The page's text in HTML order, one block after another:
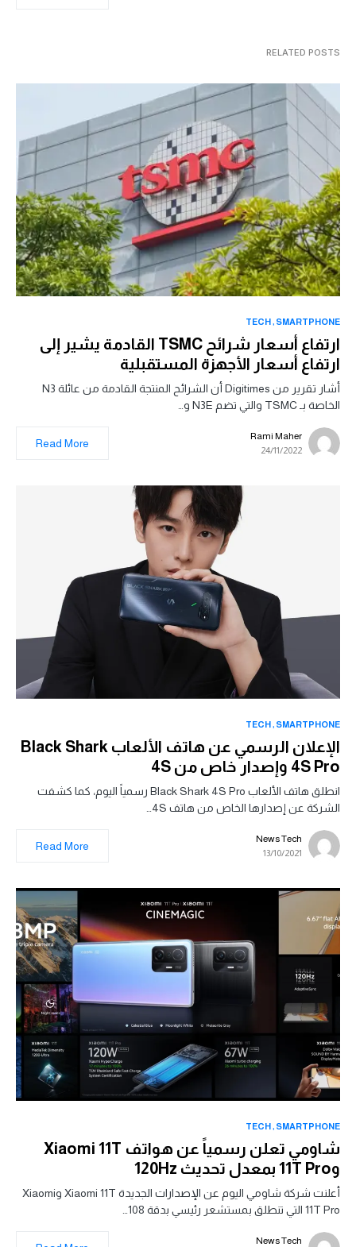
RELATED POSTS
SMARTPHONE
TECH
ارتفاع أسعار شرائح TSMC القادمة يشير إلى
ارتفاع أسعار الأجهزة المستقبلية
أشار تقرير من Digitimes أن الشرائح المنتجة القادمة من عائلة N3
الخاصة بـ TSMC والتي تضم N3E و…
Rami Maher
24/11/2022
Read More
SMARTPHONE
TECH
الإعلان الرسمي عن هاتف الألعاب Black Shark
4S Pro وإصدار خاص من 4S
انطلق هاتف الألعاب Black Shark 4S Pro رسمياً اليوم، كما كشفت
الشركة عن إصدارها الخاص من هاتف 4S…
News Tech
13/10/2021
Read More
SMARTPHONE
TECH
شاومي تعلن رسمياً عن هواتف Xiaomi 11T
و11T Pro بمعدل تحديث 120Hz
أعلنت شركة شاومي اليوم عن الإصدارات الجديدة Xiaomi 11T وXiaomi
11T Pro التي تنطلق بمستشعر رئيسي بدقة 108…
News Tech